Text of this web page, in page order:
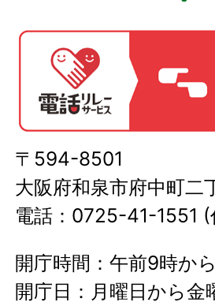
〒594-8501
大阪府和泉市府中町二
電話：0725-41-
開庁時間：午前9時か
開庁日：月曜日から